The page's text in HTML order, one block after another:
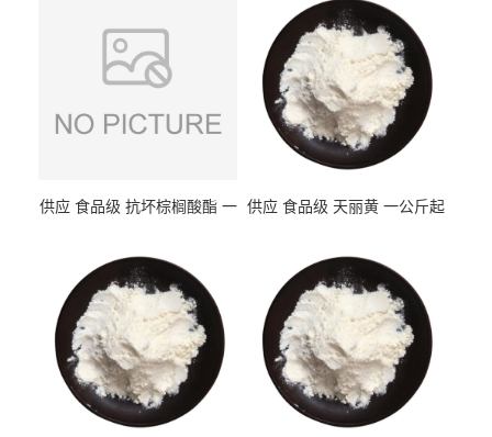
供应 食品级 抗坏棕榈酸酯 一
供应 食品级 天丽黄 一公斤起